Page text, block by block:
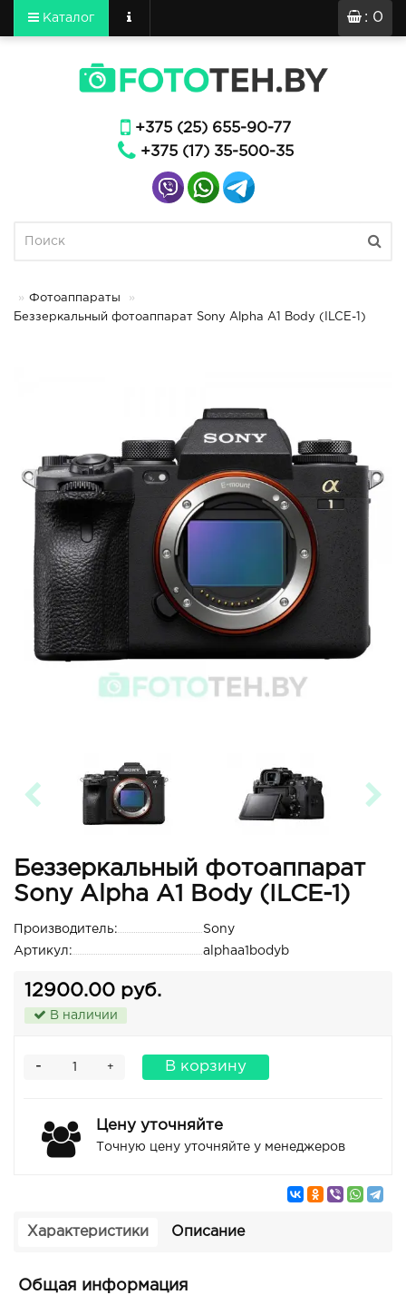
: 0
Каталог
+375 (25) 655-90-77
+375 (17) 35-500-35
Фотоаппараты
Беззеркальный фотоаппарат Sony Alpha A1 Body (ILCE-1)
Беззеркальный фотоаппарат
Sony Alpha A1 Body (ILCE-1)
Производитель:
Sony
Артикул:
alphaa1bodyb
12900.00 руб.
В наличии
+
- В корзину
Цену уточняйте
Точную цену уточняйте у менеджеров
Характеристики Описание
Общая информация